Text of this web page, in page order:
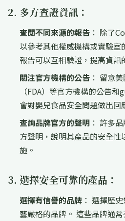
2. 多方查證資訊：
查閱不同來源的報告 ： 除了
以參考其他權威機構或實驗
報告可以互相驗證，提高資訊
關注官方機構的公告 ： 留意
（FDA）等官方機構的公告
會對嬰兒食品安全問題做出回
查詢品牌官方的聲明 ： 許多
方聲明，說明其產品的安全
施。
3. 選擇安全可靠的產品：
選擇有信譽的品牌 ： 選擇歷
藝嚴格的品牌。 這些品牌通